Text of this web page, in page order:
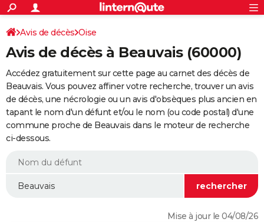
ACTUALITÉS
Politique
Société
Faits Divers
Education
Monde
Villes
+
SPORT
Coupe du monde 2026
Football
Tennis
Cyclisme
Rugby
Forum
Programme TV
TNT
Streaming
Cinéma
Sorties cinéma
Musique
+
FINANCE
Retraite
Epargne
Immobilier
Risques naturels par ville
Assurance
AUTO
Essais
Réserver un essai
Citadines
Berlines
SUV
Forum auto
+HIGH-TECH
BRICOLAGE
WEEK-END
Avis de décès Oise
Avis de décès à Beauvais (60000)
Accédez gratuitement sur cette page au carnet des décès de
Beauvais. Vous pouvez affiner votre recherche, trouver un avis
de décès, une nécrologie ou un avis d'obsèques plus ancien en
tapant le nom d'un défunt et/ou le nom (ou code postal) d'une
commune proche de Beauvais dans le moteur de recherche
ci-dessous.
Mise à jour le 04/08/26